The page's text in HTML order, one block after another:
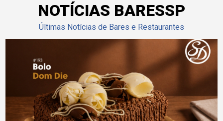
NOTÍCIAS BARESSP
Últimas Notícias de Bares e Restaurantes